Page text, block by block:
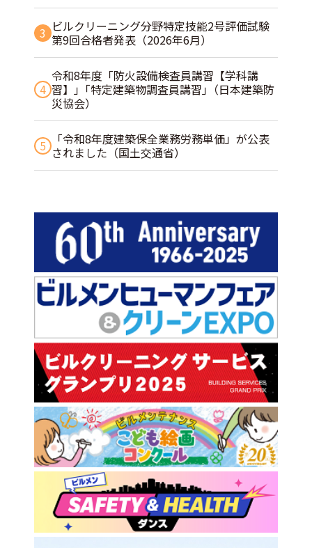
3 ビルクリーニング分野特定技能2号評価試験
第9回合格者発表（2026年6月）
4
令和8年度「防火設備検査員講習【学科講
習】」｢特定建築物調査員講習｣（日本建築防
災協会）
5
「令和8年度建築保全業務労務単価」が公表
されました（国土交通省）